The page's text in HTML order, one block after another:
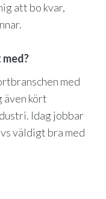
att bo kvar,
med
även kört
Idag jobbar
väldigt bra med